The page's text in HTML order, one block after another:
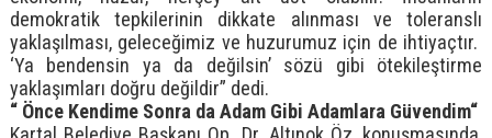
demokratik tepkilerinin dikkate alınması ve toleranslı
yaklaşılması, geleceğimiz ve huzurumuz için de ihtiyaçtır.
‘Ya bendensin ya da değilsin’ sözü gibi ötekileştirme
yaklaşımları doğru değildir” dedi.
“ Önce Kendime Sonra da Adam Gibi Adamlara Güvendim“